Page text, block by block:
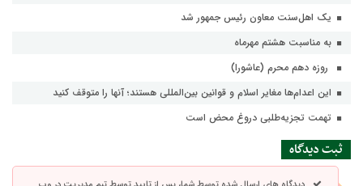
یک اهل‌سنت معاون رئیس جمهور شد
به مناسبت هشتم مهرماه
روزه دهم محرم (عاشورا)
این اعدام‌ها مغایر اسلام و قوانین بین‌‎المللی هستند؛ آنها را متوقف کنید
تهمت تجزیه‌طلبی دروغ محض است
ثبت دیدگاه